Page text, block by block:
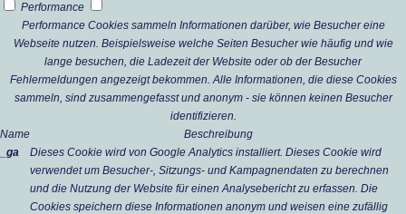
Performance
Performance Cookies sammeln Informationen darüber, wie Besucher eine
Webseite nutzen. Beispielsweise welche Seiten Besucher wie häufig und wie
lange besuchen, die Ladezeit der Website oder ob der Besucher
Fehlermeldungen angezeigt bekommen. Alle Informationen, die diese Cookies
sammeln, sind zusammengefasst und anonym - sie können keinen Besucher
identifizieren.
Name
Beschreibung
_ga
Dieses Cookie wird von Google Analytics installiert. Dieses Cookie wird
verwendet um Besucher-, Sitzungs- und Kampagnendaten zu berechnen
und die Nutzung der Website für einen Analysebericht zu erfassen. Die
Cookies speichern diese Informationen anonym und weisen eine zufällig